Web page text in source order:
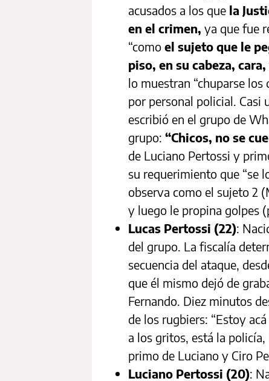
acusados a los que la
en el crimen, ya que fue
“como el sujeto que le
piso, en su cabeza, cara,
lo muestran “chuparse
por personal policial. Casi
escribió en el grupo de
grupo: “Chicos, no se
de Luciano Pertossi y
su requerimiento que “se
observa como el sujeto 2
y luego le propina golpes
Lucas Pertossi (22):
del grupo. La fiscalía
secuencia del ataque,
que él mismo dejó de
Fernando. Diez minutos
de los rugbiers: “Estoy
a los gritos, está la
primo de Luciano y Ciro
Luciano Pertossi (20):